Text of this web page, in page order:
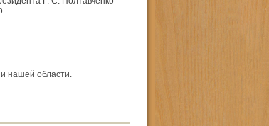
нашей области.